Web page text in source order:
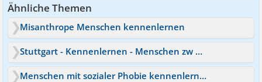
Ähnliche Themen
Misanthrope Menschen kennenlernen
Stuttgart - Kennenlernen - Menschen zw 40 und 50
Menschen mit sozialer Phobie kennenlernen